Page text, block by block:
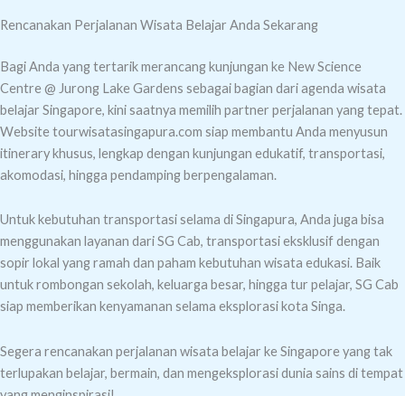
Rencanakan Perjalanan Wisata Belajar Anda Sekarang
Bagi Anda yang tertarik merancang kunjungan ke New Science
Centre @ Jurong Lake Gardens sebagai bagian dari agenda wisata
belajar Singapore, kini saatnya memilih partner perjalanan yang tepat.
Website tourwisatasingapura.com siap membantu Anda menyusun
itinerary khusus, lengkap dengan kunjungan edukatif, transportasi,
akomodasi, hingga pendamping berpengalaman.
Untuk kebutuhan transportasi selama di Singapura, Anda juga bisa
menggunakan layanan dari SG Cab, transportasi eksklusif dengan
sopir lokal yang ramah dan paham kebutuhan wisata edukasi. Baik
untuk rombongan sekolah, keluarga besar, hingga tur pelajar, SG Cab
siap memberikan kenyamanan selama eksplorasi kota Singa.
Segera rencanakan perjalanan wisata belajar ke Singapore yang tak
terlupakan belajar, bermain, dan mengeksplorasi dunia sains di tempat